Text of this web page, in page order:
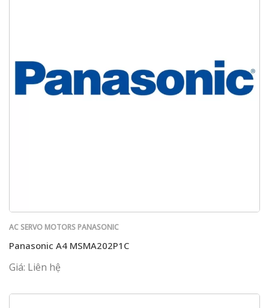
AC SERVO MOTORS PANASONIC
Panasonic A4 MSMA202P1C
Giá: Liên hệ